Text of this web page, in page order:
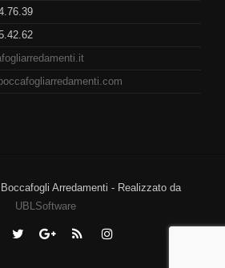
Arredamenti - Realizzato da
UBLSoftware